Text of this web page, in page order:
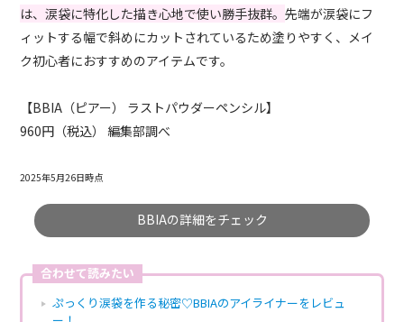
は、涙袋に特化した描き心地で使い勝手抜群。先端が涙袋にフ
ィットする幅で斜めにカットされているため塗りやすく、メイ
ク初心者におすすめのアイテムです。
【BBIA（ピアー） ラストパウダーペンシル】
960円（税込） 編集部調べ
2025年5月26日時点
BBIAの詳細をチェック
合わせて読みたい
ぷっくり涙袋を作る秘密♡BBIAのアイライナーをレビュ